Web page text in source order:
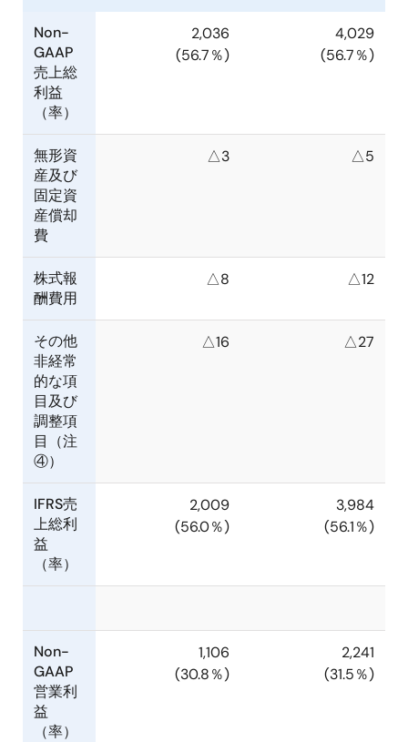
Non-
GAAP
売上総
利益
（率）
2,036
(56.7％)
4,029
(56.7％)
無形資
産及び
固定資
産償却
費
△3 △5
株式報
酬費用
△8 △12
その他
非経常
的な項
目及び
調整項
目（注
④）
△16 △27
IFRS売
上総利
益
（率）
2,009
(56.0％)
3,984
(56.1％)
Non-
GAAP
営業利
益
（率）
1,106
(30.8％)
2,241
(31.5％)